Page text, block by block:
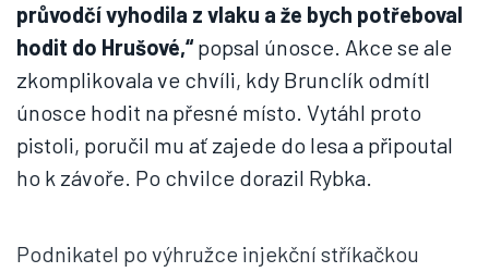
průvodčí vyhodila z vlaku a že bych potřeboval
hodit do Hrušové,“popsal únosce. Akce se ale
zkomplikovala ve chvíli, kdy Brunclík odmítl
únosce hodit na přesné místo. Vytáhl proto
pistoli, poručil mu ať zajede do lesa a připoutal
ho k závoře. Po chvilce dorazil Rybka.
Podnikatel po výhružce injekční stříkačkou